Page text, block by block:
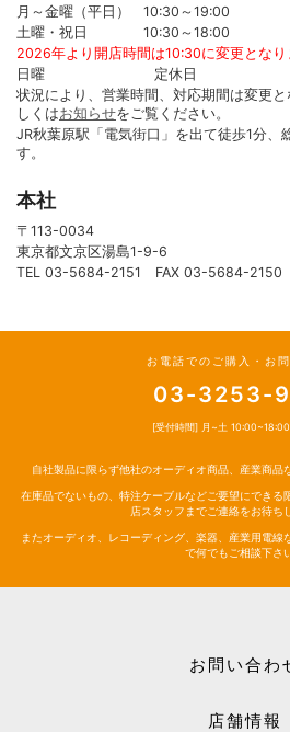
月～金曜（平日） 10:30～19:00
土曜・祝日 10:30～18:00
2026年より開店時間は10:30に変更となり
日曜 定休日
状況により、営業時間、対応期間は変更
しくはお知らせをご覧ください。
JR秋葉原駅「電気街口」を出て徒歩1分、
す。
本社
〒113-0034
東京都文京区湯島1-9-6
TEL 03-5684-2151 FAX 03-5684-2150
お電話でのご購入・お
03-3253-
[受付時間] 月~土
自社製品に限らず他社のオーディオ商品、産業商品
在庫品でないもの、特注ケーブルなどご要望にできる
店スタッフまでご連絡をお待ち
またオーディオ、レコーディング、楽器、産業用電
で何でもご相談下さ
お問い合わ
店舗情報